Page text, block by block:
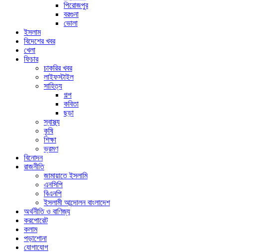
পিরোজপুর
বরগুনা
ভোলা
ইসলাম
বিদেশের খবর
খেলা
ফিচার
চাকরির খবর
লাইফস্টাইল
সাহিত্য
গল্প
কবিতা
ছড়া
স্বাস্থ্য
কৃষি
শিক্ষা
ভ্রমণ
বিনোদন
রাজনীতি
জামায়াতে ইসলামি
এনসিপি
বিএনপি
ইসলামী আন্দোলন বাংলাদেশ
অর্থনীতি ও বাণিজ্য
করপোরেট
কলাম
পড়াশোনা
যোগাযোগ